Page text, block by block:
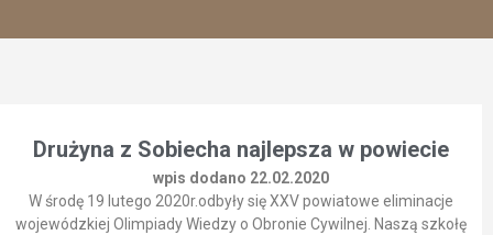
Drużyna z Sobiecha najlepsza w powiecie
wpis dodano 22.02.2020
W środę 19 lutego 2020r.odbyły się XXV powiatowe eliminacje
wojewódzkiej Olimpiady Wiedzy o Obronie Cywilnej. Naszą szkołę